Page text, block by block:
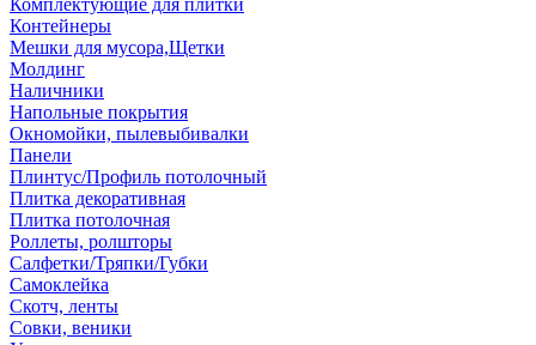
Комплектующие для плитки
Контейнеры
Мешки для мусора,Щетки
Молдинг
Наличники
Напольные покрытия
Окномойки, пылевыбивалки
Панели
Плинтус/Профиль потолочный
Плитка декоративная
Плитка потолочная
Роллеты, ролшторы
Салфетки/Тряпки/Губки
Самоклейка
Скотч, ленты
Совки, веники